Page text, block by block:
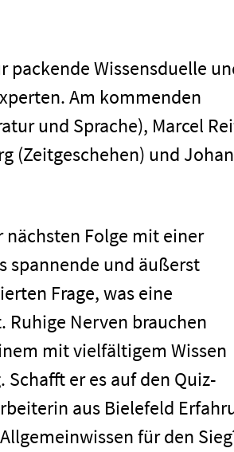
packende Wissensduelle
Am kommenden
und Sprache), Marcel
(Zeitgeschehen) und
nächsten Folge mit einer
spannende und äußerst
Frage, was eine
Ruhige Nerven brauchen
mit vielfältigem Wissen
er es auf den Quiz-
aus Bielefeld
für den